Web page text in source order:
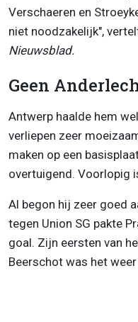
Verschaeren en
niet noodzakelijk",
Nieuwsblad.
Geen
Antwerp haalde hem
verliepen zeer
maken op een
overtuigend. Voorlopig
Al begon hij zeer goed
tegen Union SG pakte
goal. Zijn eersten van
Beerschot was het